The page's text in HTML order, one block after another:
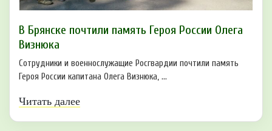
В Брянске почтили память Героя России Олега
Визнюка
Сотрудники и военнослужащие Росгвардии почтили память
Героя России капитана Олега Визнюка, ...
Читать далее